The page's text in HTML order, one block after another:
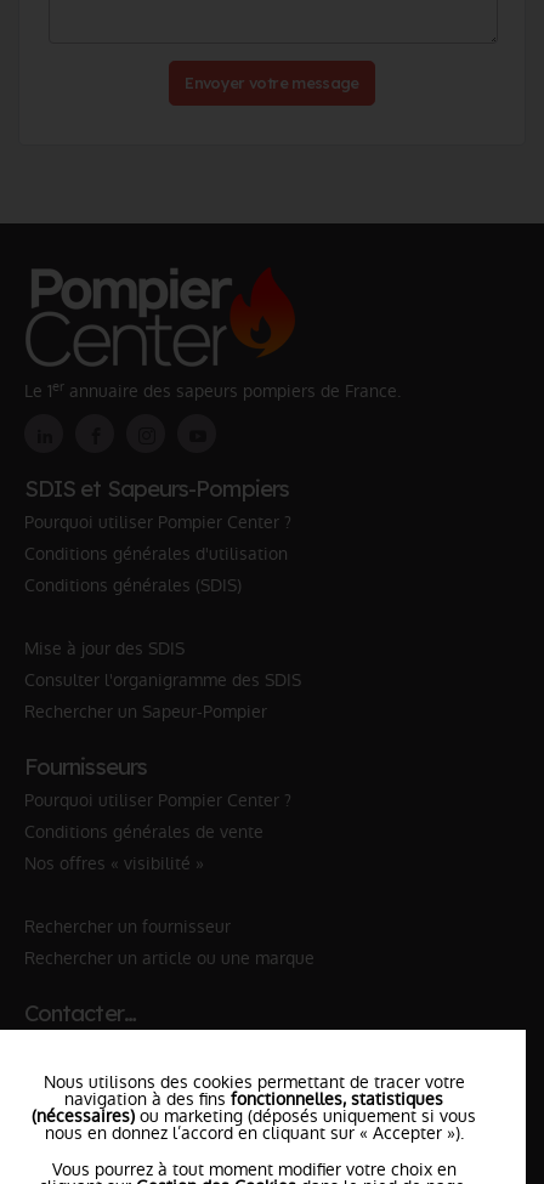
Envoyer votre message
Le 1er annuaire des sapeurs pompiers de France.
SDIS et Sapeurs-Pompiers
Pourquoi utiliser Pompier Center ?
Conditions générales d'utilisation
Conditions générales (SDIS)
Mise à jour des SDIS
Consulter l'organigramme des SDIS
Rechercher un Sapeur-Pompier
Fournisseurs
Pourquoi utiliser Pompier Center ?
Conditions générales de vente
Nos offres « visibilité »
Rechercher un fournisseur
Rechercher un article ou une marque
Contacter…
✆ 18№National Sapeurs-Pompiers
le SDISle plus proche
Nous utilisons des cookies permettant de tracer votre
navigation à des fins fonctionnelles, statistiques
(nécessaires) ou marketing (déposés uniquement si vous
nous en donnez l’accord en cliquant sur « Accepter »).
Vous pourrez à tout moment modifier votre choix en